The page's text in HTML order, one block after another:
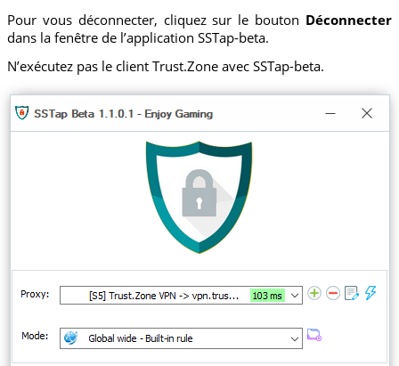
Pour vous déconnecter, cliquez sur le bouton Déconnecter
dans la fenêtre de l’application SSTap-beta.
N’exécutez pas le client Trust.Zone avec SSTap-beta.